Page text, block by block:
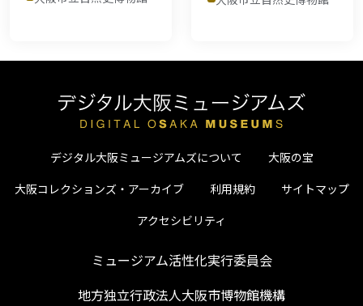
デジタル大阪ミュージアムズについて
大阪の宝
大阪コレクションズ・アーカイブ
利用規約
サイトマップ
アクセシビリティ
ミュージアム活性化実行委員会
地方独立行政法人大阪市博物館機構